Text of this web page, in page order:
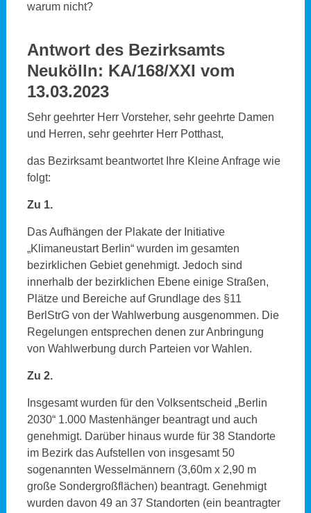
warum nicht?
Antwort des Bezirksamts
Neukölln: KA/168/XXI vom
13.03.2023
Sehr geehrter Herr Vorsteher, sehr geehrte Damen
und Herren, sehr geehrter Herr Potthast,
das Bezirksamt beantwortet Ihre Kleine Anfrage wie
folgt:
Zu 1.
Das Aufhängen der Plakate der Initiative
„Klimaneustart Berlin“ wurden im gesamten
bezirklichen Gebiet genehmigt. Jedoch sind
innerhalb der bezirklichen Ebene einige Straßen,
Plätze und Bereiche auf Grundlage des §11
BerlStrG von der Wahlwerbung ausgenommen. Die
Regelungen entsprechen denen zur Anbringung
von Wahlwerbung durch Parteien vor Wahlen.
Zu 2.
Insgesamt wurden für den Volksentscheid „Berlin
2030“ 1.000 Mastenhänger beantragt und auch
genehmigt. Darüber hinaus wurde für 38 Standorte
im Bezirk das Aufstellen von insgesamt 50
sogenannten Wesselmännern (3,60m x 2,90 m
große Sondergroßflächen) beantragt. Genehmigt
wurden davon 49 an 37 Standorten (ein beantragter